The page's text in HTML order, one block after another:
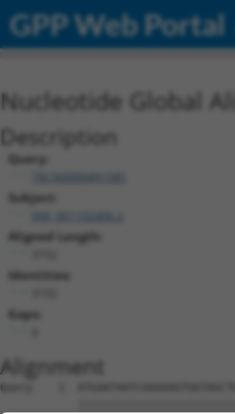
GPP Web Portal
Nucleotide Global
Description
Query:
Subject:
Aligned Length:
Identities:
Gaps:
Alignment
Query    1  ATGAATAATCAAAAAGTGGTAGCTGTGCTACTGCAAGAGTGCAAGCAAGTGCTGGATCAGCTCTTGTTGGAAGC  74
            ||||||||||||||||||||||||||||||||||||||||||||||||||||||||||||||||||||||||||
Sbjct    1  ATGAATAATCAAAAAGTGGTAGCTGTGCTACTGCAAGAGTGCAAGCAAGTGCTGGATCAGCTCTTGTTGGAAGC  74

Query   75  GCCAGATGTGTCGGAAGAGGACAAGAGCGAGGACCAGCGCTGCAGAGCTTTACTCCCCAGCGAGTTAAGGACCC  148
            ||||||||||||||||||||||||||||||||||||||||||||||||||||||||||||||||||||||||||
Sbjct   75  GCCAGATGTGTCGGAAGAGGACAAGAGCGAGGACCAGCGCTGCAGAGCTTTACTCCCCAGCGAGTTAAGGACCC  148

Query  149  TGATCCAGGAGGCAAAGGAAATGAAGTGGCCCTTCGTGCCTGAAAAGTGGCAGTACAAACAAGCCGTGGGCCCA  222
            ||||||||||||||||||||||||||||||||||||||||||||||||||||||||||||||||||||||||||
Sbjct  149  TGATCCAGGAGGCAAAGGAAATGAAGTGGCCCTTCGTGCCTGAAAAGTGGCAGTACAAACAAGCCGTGGGCCCA  222

Query  223  GAGGACAAAACAAACCTGAAGGATGTGATTGGCGCCGGGTTGCAGCAGTTACTGGCGTCCCTGAGGGCCTCCAT  296
            ||||||||||||||||||||||||||||||||||||||||||||||||||||||||||||||||||||||||||
Sbjct  223  GAGGACAAAACAAACCTGAAGGATGTGATTGGCGCCGGGTTGCAGCAGTTACTGGCGTCCCTGAGGGCCTCCAT  296

Query  297  CCTCGCTCGGGACTGTGCGGCTGCGGCGGCTATTGTGTTCTTGGTGGACCGGTTCCTGTATGGGCTCGACGTCT  370
            ||||||||||||||||||||||||||||||||||||||||||||||||||||||||||||||||||||||||||
Sbjct  297  CCTCGCTCGGGACTGTGCGGCTGCGGCGGCTATTGTGTTCTTGGTGGACCGGTTCCTGTATGGGCTCGACGTCT  370

Query  371  CTGGAAAACTTCTGCAGGTCGCCAAAGGTCTCCACAAGTTGCAGCCAGCCACGCCAATTGCCCCGCAGGTGGTT  444
            ||||||||||||||||||||||||||||||||||||||||||||||||||||||||||||||||||||||||||
Sbjct  371  CTGGAAAACTTCTGCAGGTCGCCAAAGGTCTCCACAAGTTGCAGCCAGCCACGCCAATTGCCCCGCAGGTGGTT  444

Query  445  ATTCGCCAAGCCCGAATCTCCGTGAACTCAGGAAAACTTTTAAAAGCAGAGTATATTCTGAGCAGTCTAATAAG  518
            ||||||||||||||||||||||||||||||||||||||||||||||||||||||||||||||||||||||||||
Sbjct  445  ATTCGCCAAGCCCGAATCTCCGTGAACTCAGGAAAACTTTTAAAAGCAGAGTATATTCTGAGCAGTCTAATAAG  518

Query  519  CAACAATGGAGCAACGGGTACCTGGCTGTACAGAAATGAAAGTGACAAGGTCCTGGTGCAGTCGGTCTGTATAC  592
            ||||||||||||||||||||||||||||||||||||||||||||||||||||||||||||||||||||||||||
Sbjct  519  CAACAATGGAGCAACGGGTACCTGGCTGTACAGAAATGAAAGTGACAAGGTCCTGGTGCAGTCGGTCTGTATAC  592

Query  593  AGATCAGAGGGCAGATTCTGCAAAAGCTGGGGATGTGGTACGAAGCAGCAGAGTTAATATGGGCCTCCATTGTA  666
            ||||||||||||||||||||||||||||||||||||||||||||||||||||||||||||||||||||||||||
Sbjct  593  AGATCAGAGGGCAGATTCTGCAAAAGCTGGGGATGTGGTACGAAGCAGCAGAGTTAATATGGGCCTCCATTGTA  666

Query  667  GGATATTTGGCACTTCCTCAGCCGGATAAAAAGGGCCTCTCCACGTCGCTAGGTATACTGGCAGACATCTTTGT  740
            ||||||||||||||||||||||||||||||||||||||||||||||||||||||||||||||||||||||||||
Sbjct  667  GGATATTTGGCACTTCCTCAGCCGGATAAAAAGGGCCTCTCCACGTCGCTAGGTATACTGGCAGACATCTTTGT  740

Query  741  TTCCATGAGCAAGAACGATTATGAAAAGTTTAAAAACAATCCACAAATTAATTTGAGCCTGCTGAAGGAGTTTG  814
            ||||||||||||||||||||||||||||||||||||||||||||||||||||||||||||||||||||||||||
Sbjct  741  TTCCATGAGCAAGAACGATTATGAAAAGTTTAAAAACAATCCACAAATTAATTTGAGCCTGCTGAAGGAGTTTG  814

Query  815  ACCACCATTTGCTGTCCGCTGCAGAAGCCTGCAAGCTGGCAGCTGCCTTCAGTGCCTATACGCCGCTCTTCGTG  888
            ||||||||||||||||||||||||||||||||||||||||||||||||||||||||||||||||||||||||||
Sbjct  815  ACCACCATTTGCTGTCCGCTGCAGAAGCCTGCAAGCTGGCAGCTGCCTTCAGTGCCTATACGCCGCTCTTCGTG  888

Query  889  CTCACAGCTGTGAATATCCGTGGCACGTGTTTATTGTCCTACAGTAGTTCAAATGACTGTCCTCCAGAATTGAA  962
            ||||||||||||||||||||||||||||||||||||||||||||||||||||||||||||||||||||||||||
Sbjct  889  CTCACAGCTGTGAATATCCGTGGCACGTGTTTATTGTCCTACAGTAGTTCAAATGACTGTCCTCCAGAATTGAA  962

Query  963  AAACTTACATCTGTGTGAAGCCAAAGAGGCCTTTGAGATTGGCCTCCTCACCAAGAGAGATGATGAGCCTGTTA  1036
            ||||||||||||||||||||||||||||||||||||||||||||||||||||||||||||||||||||||||||
Sbjct  963  AAACTTACATCTGTGTGAAGCCAAAGAGGCCTTTGAGATTGGCCTCCTCACCAAGAGAGATGATGAGCCTGTTA  1036

Query 1037